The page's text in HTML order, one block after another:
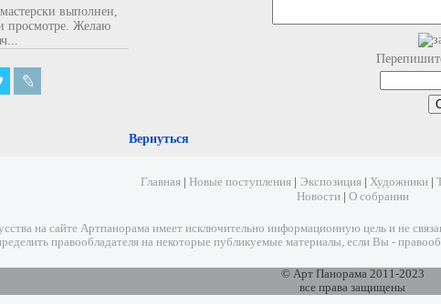
выполнен,
просмотре. Желаю
Вернуться
Главная Новые поступления Экспозиция Художники
Новости| О собрании
на сайте Артпанорама имеет исключительно информационную цель и не
правообладателя на некоторые публикуемые материалы, если Вы -
© Арт Панорама 2011-2023
все права защищены